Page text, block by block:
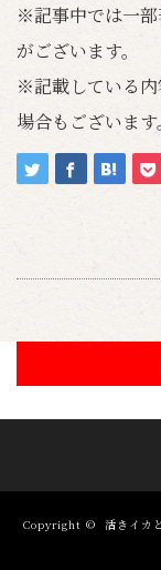
※記事中では一部
がございます。
※記載している内
場合もございま
Copyright © 活きイカ